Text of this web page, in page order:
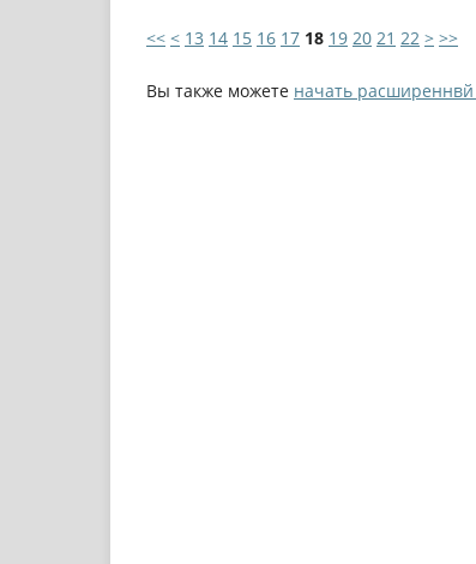
<< < 13 14 15 16 17 18 19 20 21 22 > >>
Вы также можете начать расширеннвй